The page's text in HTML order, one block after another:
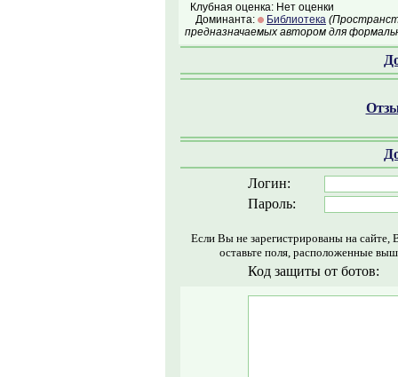
Клубная оценка: Нет оценки
Доминанта:
Библиотека
предназначаемых автором для
Логин:
Пароль:
Если Вы не зарегистрированы на
оставьте поля, расположенные
Код защиты от ботов: